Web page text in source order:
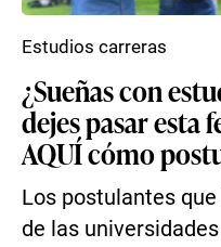
¿Sueñas con
dejes pasar esta
AQUÍ cómo
Los postulantes
de las
Estudios carreras